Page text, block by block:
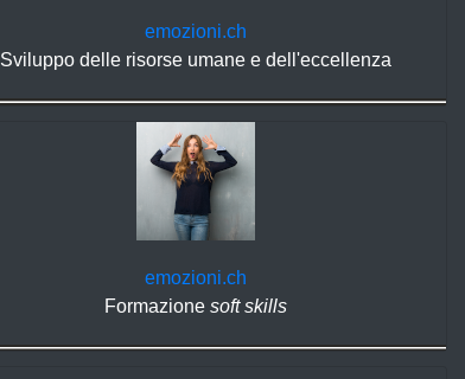
emozioni.ch
Sviluppo delle risorse umane e dell'eccellenza
emozioni.ch
Formazione soft skills